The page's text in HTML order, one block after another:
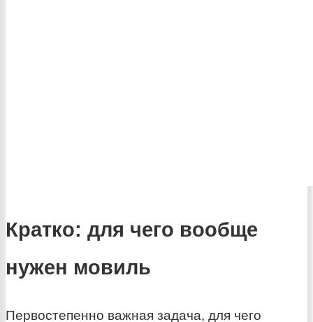
Кратко: для чего вообще
нужен мовиль
Первостепенно важная задача, для чего